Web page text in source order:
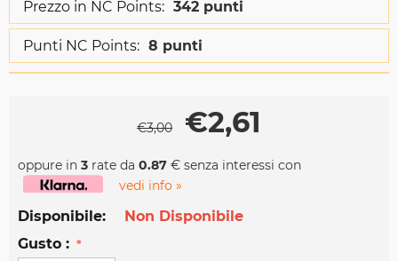
Prezzo in NC Points: 342 punti
Punti NC Points: 8 punti
€3,00 €2,61
oppure in 3 rate da 0.87 € senza interessi con
vedi info »
Disponibile:
Non Disponibile
Gusto :